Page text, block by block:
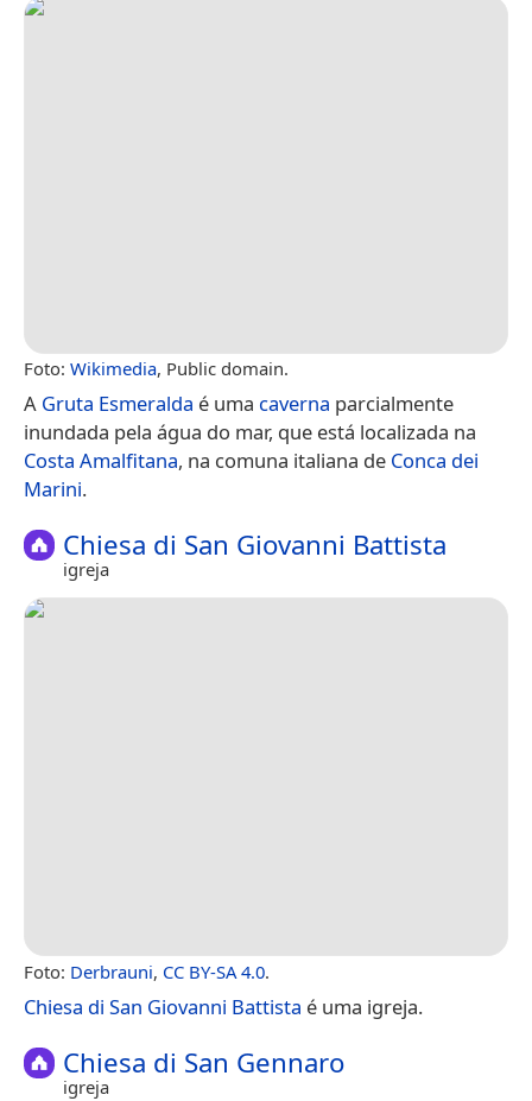
Foto: Wikimedia, Public domain.
A Gruta Esmeralda é uma caverna parcialmente
inundada pela água do mar, que está localizada na
Costa Amalfitana, na comuna italiana de Conca dei
Marini.
Chiesa di San Giovanni Battista
igreja
Foto: Derbrauni, CC BY-SA 4.0.
Chiesa di San Giovanni Battista é uma igreja.
Chiesa di San Gennaro
igreja